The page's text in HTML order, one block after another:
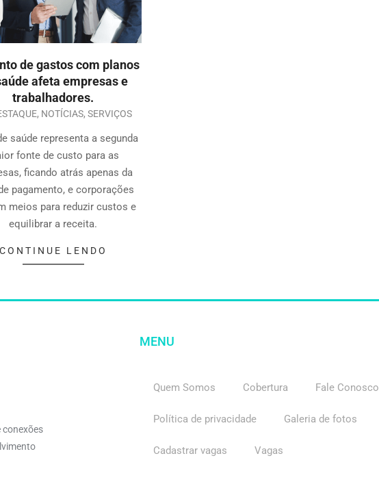
de gastos com planos
afeta empresas e
trabalhadores.
, NOTÍCIAS, SERVIÇOS
saúde representa a segunda
fonte de custo para as
ficando atrás apenas da
pagamento, e corporações
meios para reduzir custos e
equilibrar a receita.
CONTINUE LENDO
conexões
MENU
Quem Somos Cobertura Fale Conosco
Política de privacidade Galeria de fotos
Cadastrar vagas Vagas